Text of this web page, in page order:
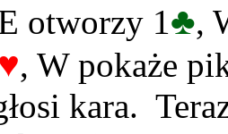
otworzy 1♣,
♥, W pokaże
kara.